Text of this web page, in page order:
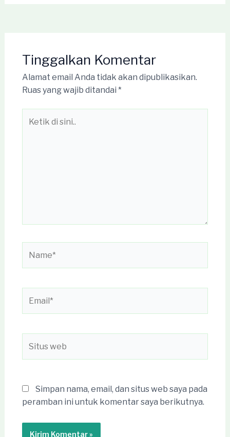
Tinggalkan Komentar
Alamat email Anda tidak akan dipublikasikan.
Ruas yang wajib ditandai *
web
Simpan nama, email, dan situs web saya pada
peramban ini untuk komentar saya berikutnya.